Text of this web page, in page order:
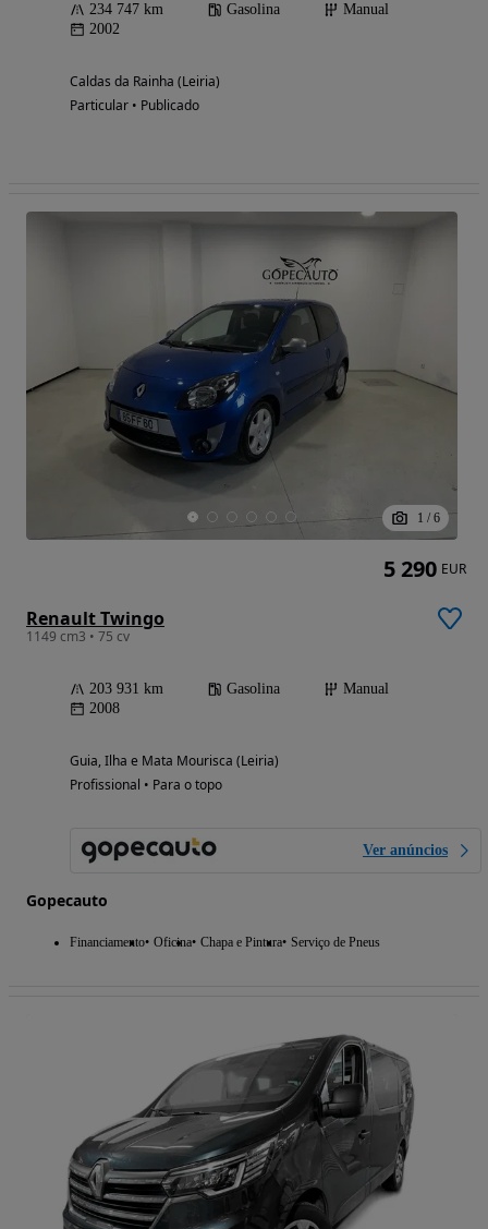
234 747 km Gasolina
Manual
2002
Caldas da Rainha (Leiria)
Particular • Publicado
1 / 6
Renault Twingo
1149 cm3 • 75 cv
203 931 km Gasolina
Manual
2008
Guia, Ilha e Mata Mourisca (Leiria)
Profissional • Para o topo
Ver anúncios
Gopecauto
Financiamento Oficina Chapa e Pintura Serviço de Pneus
5 290 EUR